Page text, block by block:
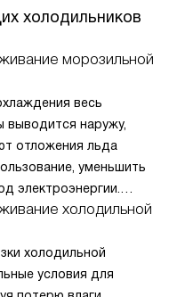
холодильников
морозильной
весь
выводится наружу,
отложения льда
уменьшить
электроэнергии.
частых
происходит
холодильной
холодильной
условия для